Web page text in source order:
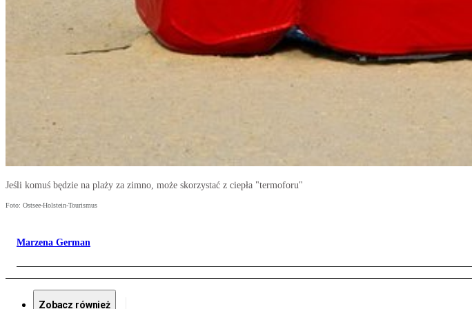
Jeśli komuś będzie na plaży za zimno, może skorzystać z ciepła "termoforu"
Foto: Ostsee-Holstein-Tourismus
Marzena German
Zobacz również